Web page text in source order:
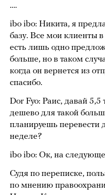
….
ibo ibo: Никита, я
базу. Все мои клиенты в
есть лишь одно
больше, но в таком
когда он вернется из
спасибо.
Dor Fyo: Раис, давай 5,5
дешево для такой
планируешь перевести
неделе?
ibo ibo: Ок, на
Судя по переписке,
по мнению